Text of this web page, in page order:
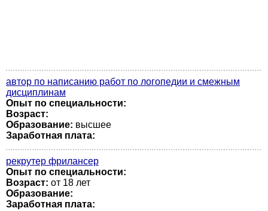
автор по написанию работ по логопедии и смежным
дисциплинам
Опыт по специальности:
Возраст:
Образование: высшее
Заработная плата:
рекрутер фрилансер
Опыт по специальности:
Возраст: от 18 лет
Образование:
Заработная плата: